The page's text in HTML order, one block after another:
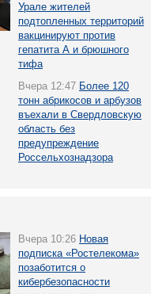
Урале жителей
подтопленных территорий
вакцинируют против
гепатита А и брюшного
тифа
Вчера 12:47 Более 120
тонн абрикосов и арбузов
въехали в Свердловскую
область без
предупреждение
Россельхознадзора
Вчера 10:26 Новая
подписка «Ростелекома»
позаботится о
кибербезопасности